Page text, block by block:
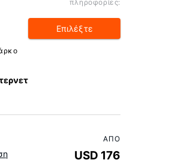
πληροφορίες:
Επιλέξτε
ΑΠΌ
USD 176